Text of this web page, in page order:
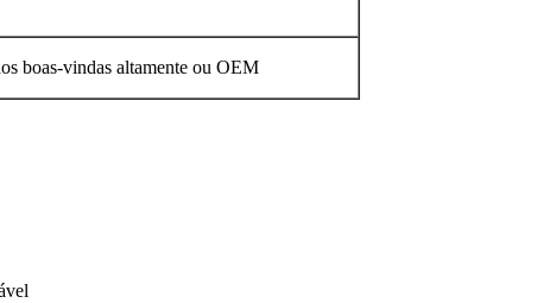
boas-vindas altamente ou OEM